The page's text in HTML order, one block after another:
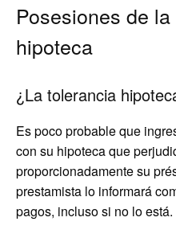
Posesiones de
hipoteca
¿La tolerancia
Es poco probable que
con su hipoteca que
proporcionadamente su
prestamista lo informará
pagos, incluso si no lo está.